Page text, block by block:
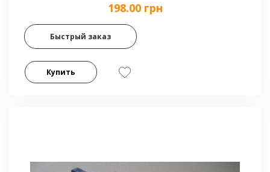
198.00 грн
Быстрый заказ
Купить